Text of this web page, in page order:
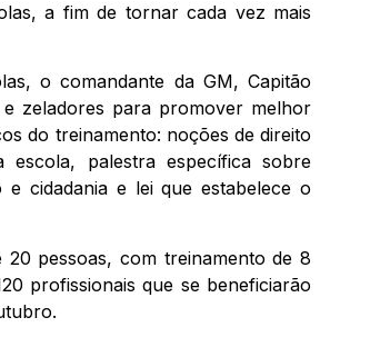
a fim de tornar cada vez mais
o comandante da GM, Capitão
zeladores para promover melhor
do treinamento: noções de direito
escola, palestra específica sobre
cidadania e lei que estabelece o
pessoas, com treinamento de 8
profissionais que se beneficiarão